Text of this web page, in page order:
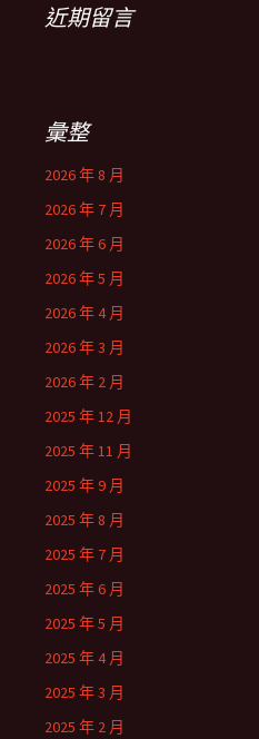
近期留言
彙整
2026 年 8 月
2026 年 7 月
2026 年 6 月
2026 年 5 月
2026 年 4 月
2026 年 3 月
2026 年 2 月
2025 年 12 月
2025 年 11 月
2025 年 9 月
2025 年 8 月
2025 年 7 月
2025 年 6 月
2025 年 5 月
2025 年 4 月
2025 年 3 月
2025 年 2 月